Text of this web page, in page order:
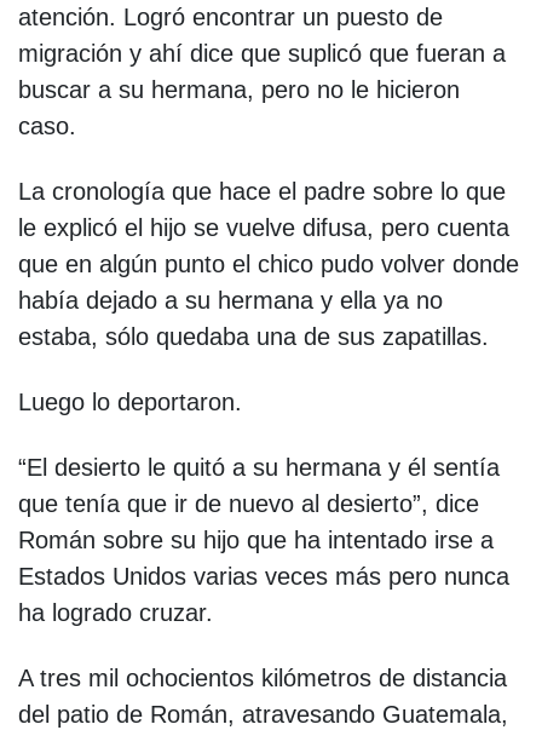
atención. Logró encontrar un puesto de
migración y ahí dice que suplicó que fueran a
buscar a su hermana, pero no le hicieron
caso.
La cronología que hace el padre sobre lo que
le explicó el hijo se vuelve difusa, pero cuenta
que en algún punto el chico pudo volver donde
había dejado a su hermana y ella ya no
estaba, sólo quedaba una de sus zapatillas.
Luego lo deportaron.
“El desierto le quitó a su hermana y él sentía
que tenía que ir de nuevo al desierto”, dice
Román sobre su hijo que ha intentado irse a
Estados Unidos varias veces más pero nunca
ha logrado cruzar.
A tres mil ochocientos kilómetros de distancia
del patio de Román, atravesando Guatemala,